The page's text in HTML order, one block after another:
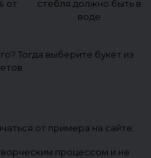
от
стебля должно быть в
воде
Тогда выберите букет из
от примера на сайте.
процессом и не